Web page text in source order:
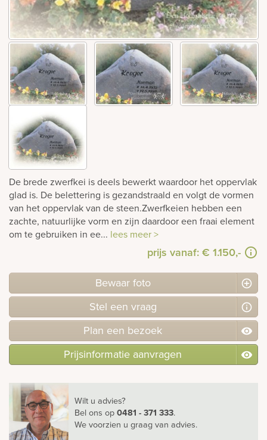
De brede zwerfkei is deels bewerkt waardoor het oppervlak
glad is. De belettering is gezandstraald en volgt de vormen
van het oppervlak van de steen.Zwerfkeien hebben een
zachte, natuurlijke vorm en zijn daardoor een fraai element
om te gebruiken in ee... lees meer >
prijs vanaf: € 1.150,-
Bewaar foto
Stel een vraag
Plan een bezoek
Prijsinformatie aanvragen
Wilt u advies?
Bel ons op0481 - 371 333.
We voorzien u graag van advies.